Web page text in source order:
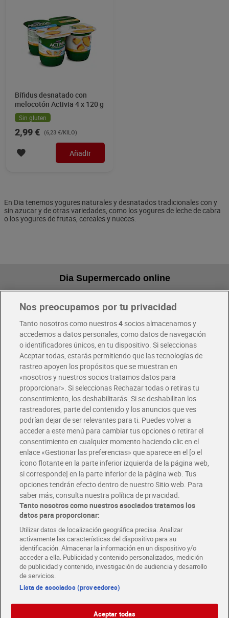
Bífidus desnatado con
melocotón Activia 4 x 120 g
Sin gluten
2,99 € (6,23 €/KILO)
Añadir
En Dia tenemos yogures naturales y desnatados tradicionales con y
sin azucar y de otras variedades, como los yogures de leche de cabra
o los yogures de frutas, cereales y nueces.
Dia Supermercado online
Pide hoy, recibe hoy
Envío gratis por compras superiores a 100€
Envío estandar por 4,99€
Glovo y Uber Eats
Solicita tu factura de Glovo o Uber Eats
Únete al CLUB Dia
Disfruta las ventajas y ofertas exclusivas.
Descárgate la APP Dia
Folletos y Tiendas
Descubre las mejores ofertas y busca tu tienda más cercana
Tarjeta MaX Dia
Te devuelve hasta 8€/mes de tus compras.
¡Solicita tu tarjeta de crédito aquí!
COMER MEJOR CADA DIA
COLABORA CON DIA ABRE TU TIENDA DIA CORPORATE
Nos preocupamos por tu privacidad
Tanto nosotros como nuestros4socios almacenamos y
accedemos a datos personales, como datos de navegación
o identificadores únicos, en tu dispositivo. Si seleccionas
Aceptar todas, estarás permitiendo que las tecnologías de
rastreo apoyen los propósitos que se muestran en
«nosotros y nuestros socios tratamos datos para
proporcionar». Si seleccionas Rechazar todas o retiras tu
consentimiento, los deshabilitarás. Si se deshabilitan los
rastreadores, parte del contenido y los anuncios que ves
podrían dejar de ser relevantes para ti. Puedes volver a
acceder a este menú para cambiar tus opciones o retirar el
consentimiento en cualquier momento haciendo clic en el
enlace «Gestionar las preferencias» que aparece en el [o el
ícono flotante en la parte inferior izquierda de la página web,
si corresponde] en la parte inferior de la página web. Tus
opciones tendrán efecto dentro de nuestro Sitio web. Para
saber más, consulta nuestra política de privacidad.
Tanto nosotros como nuestros asociados tratamos los
datos para proporcionar:
Utilizar datos de localización geográfica precisa. Analizar
activamente las características del dispositivo para su
identificación. Almacenar la información en un dispositivo y/o
acceder a ella. Publicidad y contenido personalizados, medición
de publicidad y contenido, investigación de audiencia y desarrollo
de servicios.
Lista de asociados (proveedores)
Aceptar todas